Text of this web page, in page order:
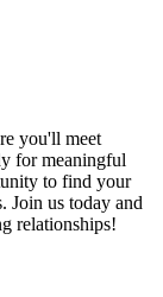
you'll meet
for meaningful
to find your
Join us today and
relationships!